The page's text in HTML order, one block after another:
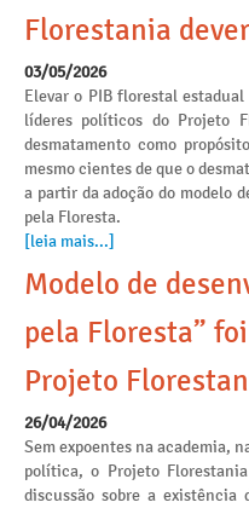
Florestania
03/05/2026
Elevar o PIB florestal
líderes políticos do Projeto
desmatamento como
mesmo cientes de que o
a partir da adoção do modelo
pela Floresta.
[leia mais...]
Modelo de
pela Floresta”
Projeto
26/04/2026
Sem expoentes na academia,
política, o Projeto
discussão sobre a existência